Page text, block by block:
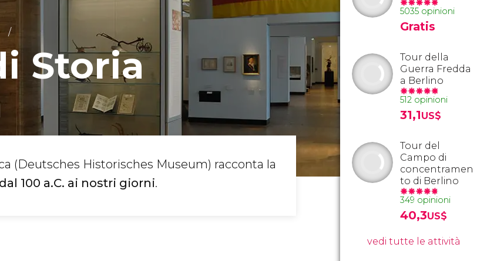
Storia
(Deutsches Historisches Museum) racconta la
100 a.C. ai nostri giorni.
5035 opinioni
Gratis
Tour della
Guerra Fredda
a Berlino
512 opinioni
31,1US$
Tour del
Campo di
concentramen
to di Berlino
349 opinioni
40,3US$
vedi tutte le attività